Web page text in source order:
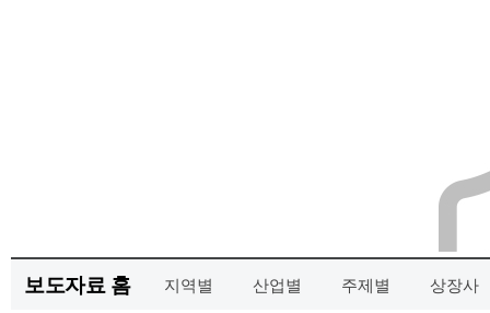
보도자료 홈 지역별 산업별 주제별 상장사